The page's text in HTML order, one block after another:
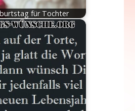
für Tochter